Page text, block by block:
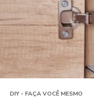
DIY - FAÇA VOCÊ MESMO